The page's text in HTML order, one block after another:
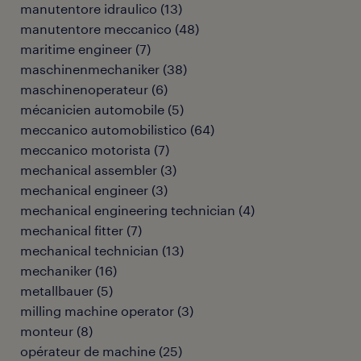
manutentore idraulico (13)
manutentore meccanico (48)
maritime engineer (7)
maschinenmechaniker (38)
maschinenoperateur (6)
mécanicien automobile (5)
meccanico automobilistico (64)
meccanico motorista (7)
mechanical assembler (3)
mechanical engineer (3)
mechanical engineering technician (4)
mechanical fitter (7)
mechanical technician (13)
mechaniker (16)
metallbauer (5)
milling machine operator (3)
monteur (8)
opérateur de machine (25)